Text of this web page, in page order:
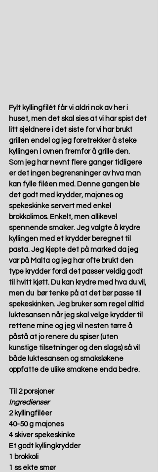
Fylt kyllingfilét får vi aldri nok av her i
huset, men det skal sies at vi har spist det
litt sjeldnere i det siste for vi har brukt
grillen endel og jeg foretrekker å steke
kyllingen i ovnen fremfor å grille den.
Som jeg har nevnt flere ganger tidligere
er det ingen begrensninger av hva man
kan fylle filéen med. Denne gangen ble
det godt med krydder, majones og
spekeskinke servert med enkel
brokkolimos. Enkelt, men allikevel
spennende smaker. Jeg valgte å krydre
kyllingen med et krydder beregnet til
pasta. Jeg kjøpte det på marked da jeg
var på Malta og jeg har ofte brukt den
type krydder fordi det passer veldig godt
til hvitt kjøtt. Du kan krydre med hva du vil,
men du  bør tenke på at det bør passe til
spekeskinken. Jeg bruker som regel alltid
luktesansen når jeg skal velge krydder til
rettene mine og jeg vil nesten tørre å
påstå at jo renere du spiser (uten
kunstige tilsetninger og den slags) så vil
både luktesansen og smaksløkene
oppfatte de ulike smakene enda bedre.
Til 2 porsjoner
Ingredienser
2 kyllingfiléer
40-50 g majones
4 skiver spekeskinke
Et godt kyllingkrydder
1 brokkoli
1 ss ekte smør